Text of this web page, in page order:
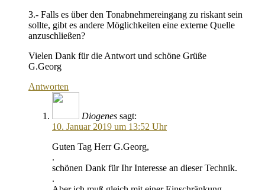
3.- Falls es über den Tonabnehmereingang zu riskant sein
sollte, gibt es andere Möglichkeiten eine externe Quelle
anzuschließen?
Vielen Dank für die Antwort und schöne Grüße
G.Georg
Antworten
Diogenes sagt:
10. Januar 2019 um 13:52 Uhr
Guten Tag Herr G.Georg,
.
schönen Dank für Ihr Interesse an dieser Technik.
.